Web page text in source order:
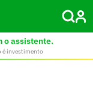
o assistente.
é investimento